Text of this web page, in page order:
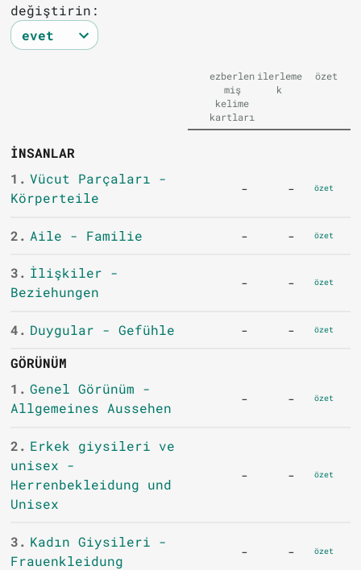
değiştirin:
ezberlen
miş
kelime
kartları
ilerleme
k
özet
İNSANLAR
1. Vücut Parçaları -
Körperteile
- - özet
2. Aile - Familie - - özet
3. İlişkiler -
Beziehungen
- - özet
4. Duygular - Gefühle - - özet
GÖRÜNÜM
1. Genel Görünüm -
Allgemeines Aussehen
- - özet
2. Erkek giysileri ve
unisex -
Herrenbekleidung und
Unisex
- - özet
3. Kadın Giysileri -
Frauenkleidung
- - özet